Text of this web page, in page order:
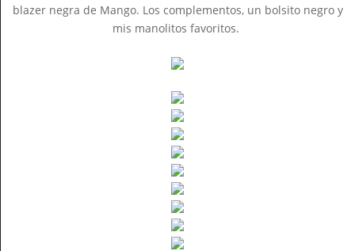
blazer negra de Mango. Los complementos, un bolsito negro y
mis manolitos favoritos.